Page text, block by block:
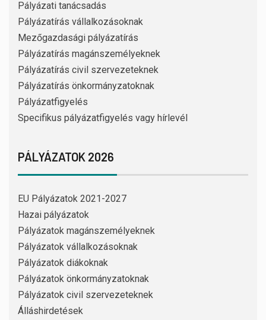
Pályázati tanácsadás
Pályázatírás vállalkozásoknak
Mezőgazdasági pályázatírás
Pályázatírás magánszemélyeknek
Pályázatírás civil szervezeteknek
Pályázatírás önkormányzatoknak
Pályázatfigyelés
Specifikus pályázatfigyelés vagy hírlevél
PÁLYÁZATOK 2026
EU Pályázatok 2021-2027
Hazai pályázatok
Pályázatok magánszemélyeknek
Pályázatok vállalkozásoknak
Pályázatok diákoknak
Pályázatok önkormányzatoknak
Pályázatok civil szervezeteknek
Álláshirdetések